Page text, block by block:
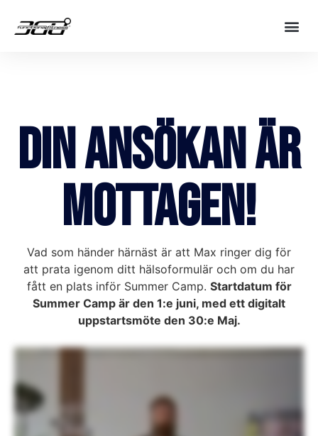
Din ansökan är
mottagen!
Vad som händer härnäst är att Max ringer dig för
att prata igenom ditt hälsoformulär och om du har
fått en plats inför Summer Camp. Startdatum för
Summer Camp är den 1:e juni, med ett digitalt
uppstartsmöte den 30:e Maj.